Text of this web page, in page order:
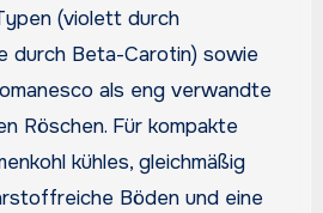
(violett durch
durch Beta-Carotin) sowie
als eng verwandte
Röschen. Für kompakte
kühles, gleichmäßig
Böden und eine